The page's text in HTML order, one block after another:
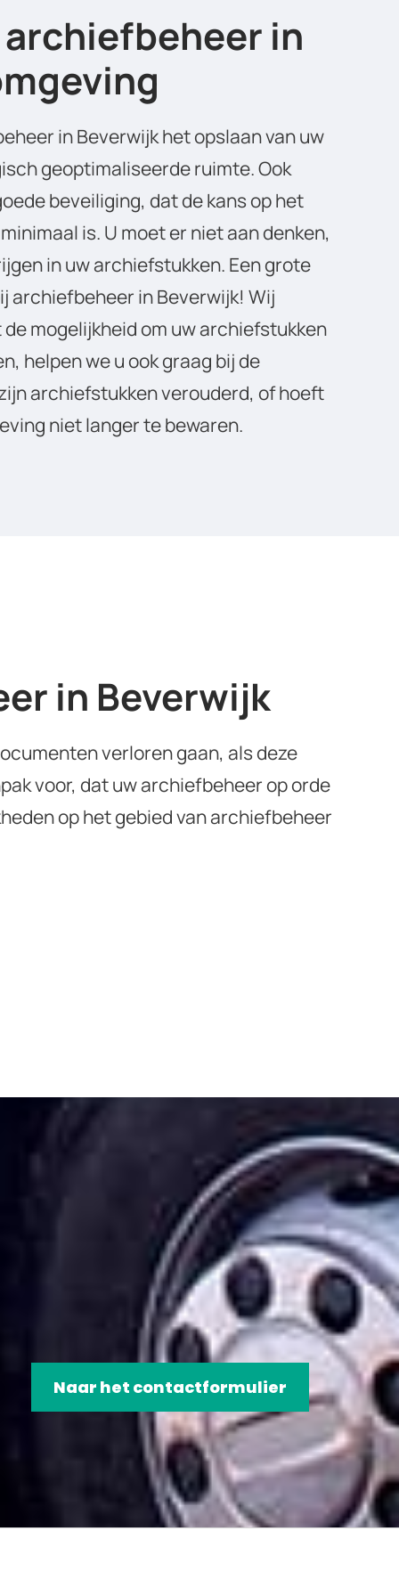
in
in Beverwijk het opslaan van uw
geoptimaliseerde ruimte. Ook
beveiliging, dat de kans op het
is. U moet er niet aan denken,
in uw archiefstukken. Een grote
archiefbeheer in Beverwijk! Wij
mogelijkheid om uw archiefstukken
helpen we u ook graag bij de
archiefstukken verouderd, of hoeft
niet langer te bewaren.
in Beverwijk
verloren gaan, als deze
voor, dat uw archiefbeheer op orde
op het gebied van archiefbeheer
Naar het contactformulier